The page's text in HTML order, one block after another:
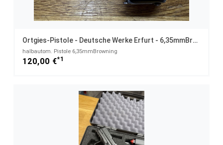
Ortgies-Pistole - Deutsche Werke Erfurt - 6,35mmBrowning
halbautom. Pistole 6,35mmBrowning
120,00 €*1